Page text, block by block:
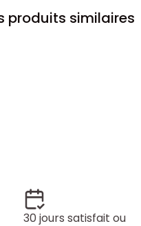
produits similaires
30 jours satisfait ou